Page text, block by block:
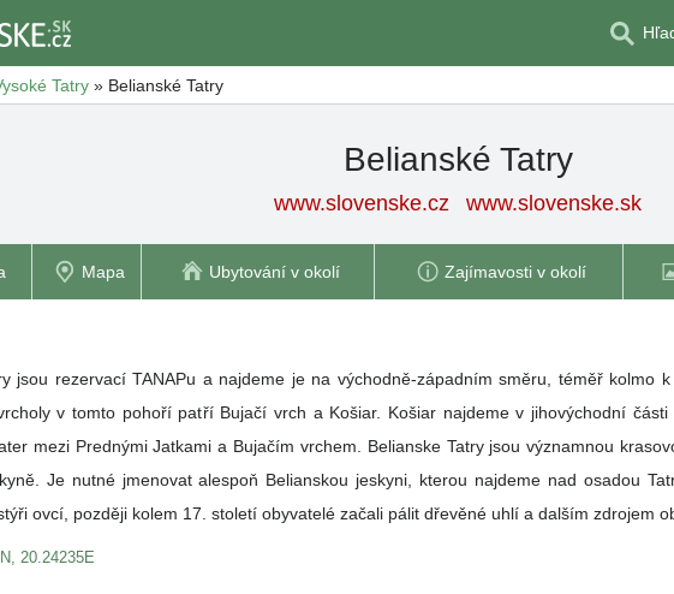
Tatry » Belianské Tatry
Belianské Tatry
www.slovenske.cz www.slovenske.sk
Mapa Ubytování v okolí Zajímavosti v okolí
jsou rezervací TANAPu a najdeme je na východně-západním směru, téměř kolmo
v tomto pohoří patří Bujačí vrch a Košiar. Košiar najdeme v jihovýchodní
mezi Prednými Jatkami a Bujačím vrchem. Belianske Tatry jsou významnou
Je nutné jmenovat alespoň Belianskou jeskyni, kterou najdeme nad osadou
ovcí, později kolem 17. století obyvatelé začali pálit dřevěné uhlí a dalším zdrojem
20.24235E